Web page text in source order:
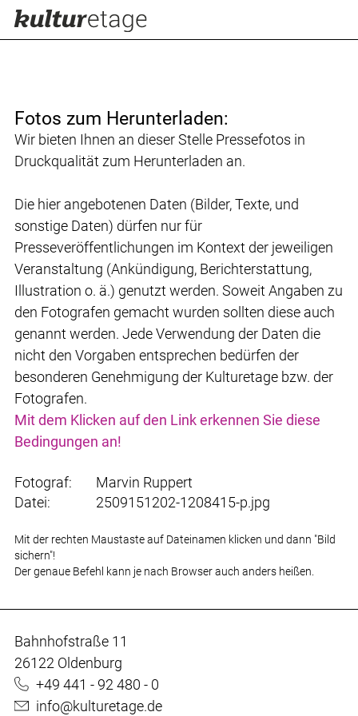
Fotos zum Herunterladen:
Wir bieten Ihnen an dieser Stelle Pressefotos in
Druckqualität zum Herunterladen an.
Die hier angebotenen Daten (Bilder, Texte, und
sonstige Daten) dürfen nur für
Presseveröffentlichungen im Kontext der jeweiligen
Veranstaltung (Ankündigung, Berichterstattung,
Illustration o. ä.) genutzt werden. Soweit Angaben zu
den Fotografen gemacht wurden sollten diese auch
genannt werden. Jede Verwendung der Daten die
nicht den Vorgaben entsprechen bedürfen der
besonderen Genehmigung der Kulturetage bzw. der
Fotografen.
Mit dem Klicken auf den Link erkennen Sie diese
Bedingungen an!
Fotograf:
Marvin Ruppert
Datei:
2509151202-1208415-p.jpg
Mit der rechten Maustaste auf Dateinamen klicken und dann "Bild
sichern"!
Der genaue Befehl kann je nach Browser auch anders heißen.
Bahnhofstraße 11
26122 Oldenburg
+49 441 - 92 480 - 0
info@kulturetage.de